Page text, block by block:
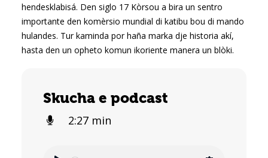
hendesklabisá. Den siglo 17 Kòrsou a bira un sentro
importante den komèrsio mundial di katibu bou di mando
hulandes. Tur kaminda por haña marka dje historia akí,
hasta den un opheto komun ikoriente manera un blòki.
Skucha e podcast
2:27 min